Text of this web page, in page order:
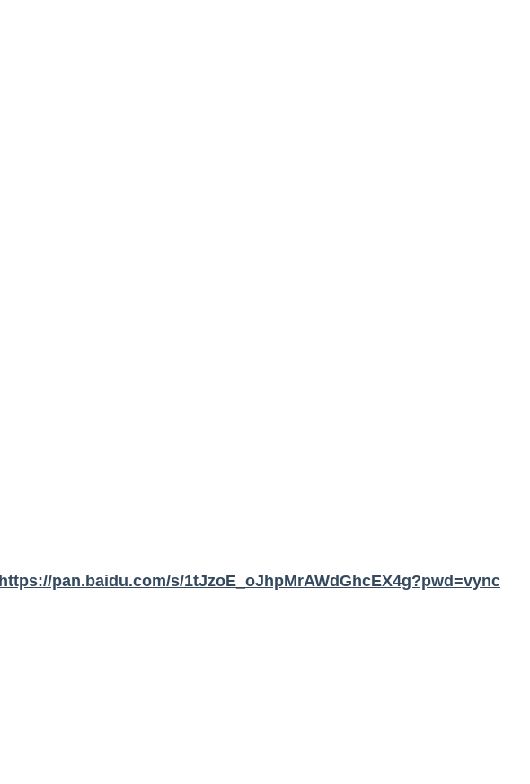
https://pan.baidu.com/s/1tJzoE_oJhpMrAWdGhcEX4g?pwd=vync